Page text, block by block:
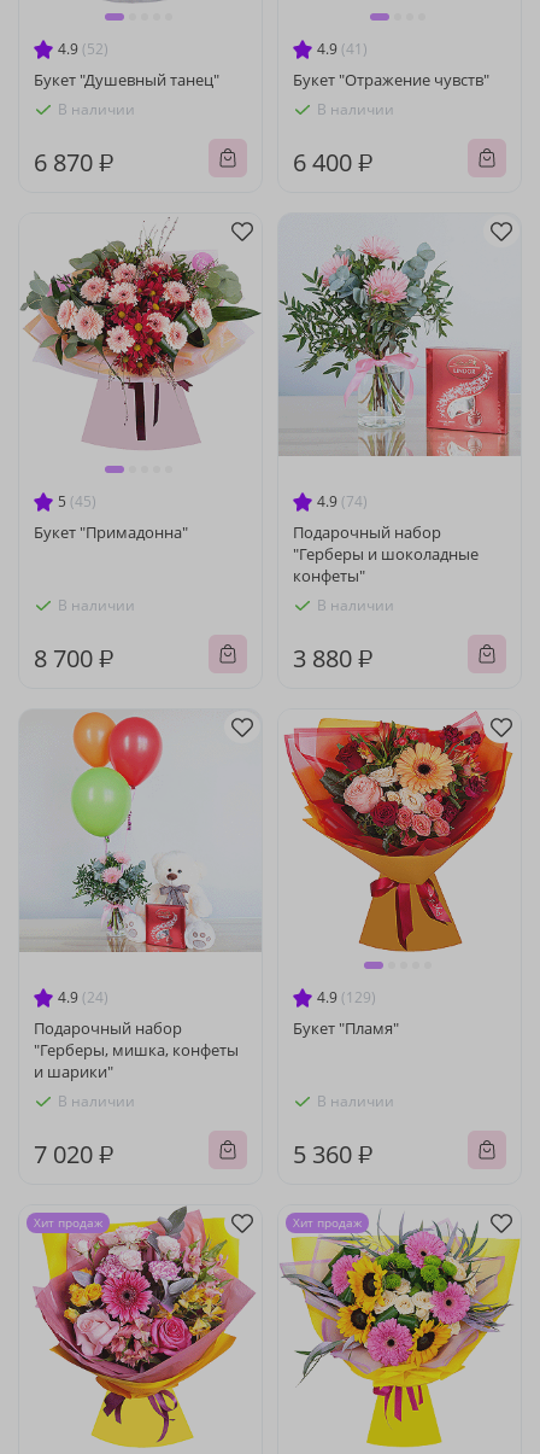
4.9 (52)
Букет "Душевный танец"
В наличии
6 870 ₽
4.9 (41)
Букет "Отражение чувств"
В наличии
6 400 ₽
5 (45)
Букет "Примадонна"
В наличии
8 700 ₽
4.9 (74)
Подарочный набор
"Герберы и шоколадные
конфеты"
В наличии
3 880 ₽
4.9 (24)
Подарочный набор
"Герберы, мишка, конфеты
и шарики"
В наличии
7 020 ₽
4.9 (129)
Букет "Пламя"
В наличии
5 360 ₽
Хит продаж Хит продаж